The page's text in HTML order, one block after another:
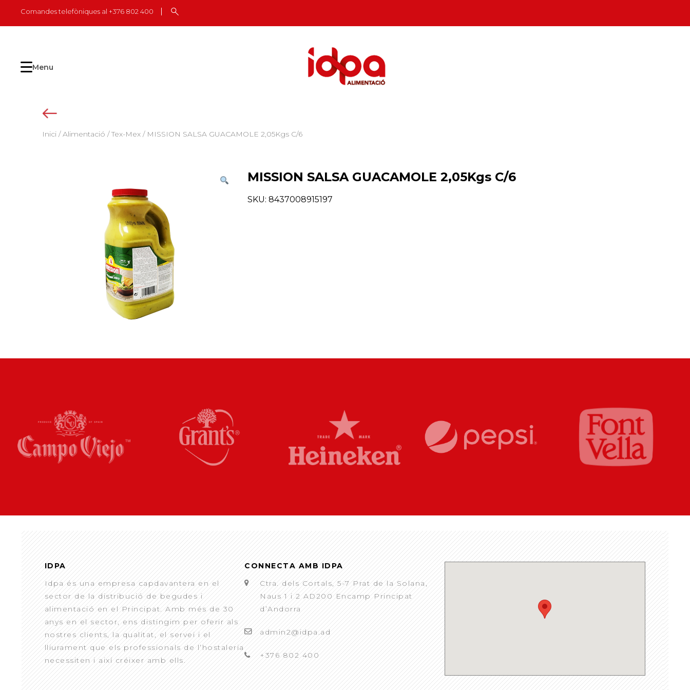
content
Comandes telefòniques al +376 802 400
Menu
Inici /Alimentació /Tex-Mex / MISSION SALSA GUACAMOLE 2,05Kgs C/6
MISSION SALSA GUACAMOLE 2,05Kgs C/6
SKU: 8437008915197
IDPA
Idpa és una empresa capdavantera en el
sector de la distribució de begudes i
alimentació en el Principat. Amb més de 30
anys en el sector, ens distingim per oferir als
nostres clients, la qualitat, el servei i el
lliurament que els professionals de l’hostaleria
necessiten i així créixer amb ells.
CONNECTA AMB IDPA
Ctra. dels Cortals, 5-7 Prat de la Solana,
Naus 1 i 2 AD200 Encamp Principat
d’Andorra
admin2@idpa.ad
+376 802 400